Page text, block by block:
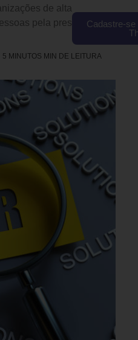
de alta
pela presença ou
5 MINUTOS MIN DE LEITURA
Cadastre-